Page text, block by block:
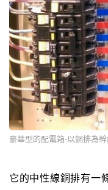
豪華型的配電箱-以銅排為
它的中性線銅排有一